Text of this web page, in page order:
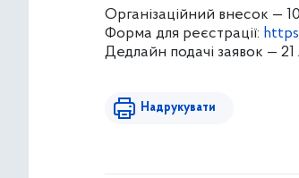
Організаційний внесок —
Форма для реєстрації:
Дедлайн подачі заявок — 21
Надрукувати